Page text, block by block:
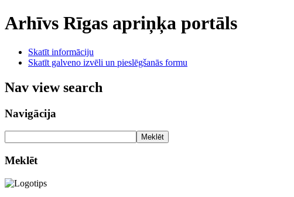
Arhīvs Rīgas apriņķa portāls
Skatīt informāciju
Skatīt galveno izvēli un pieslēgšanās formu
Nav view search
Navigācija
Meklēt
Meklēt